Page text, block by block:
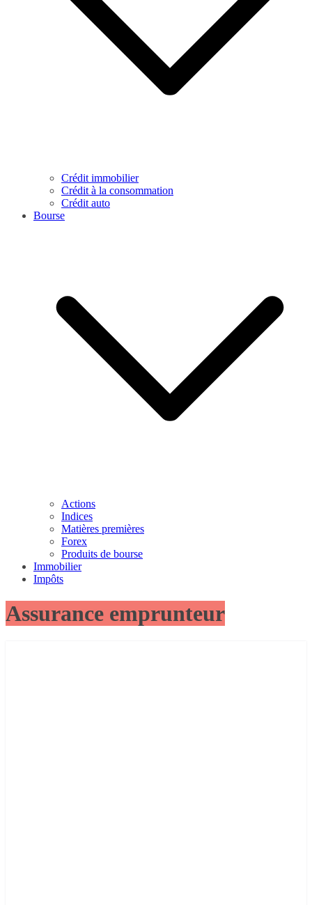
Crédit immobilier
Crédit à la consommation
Crédit auto
Bourse
Actions
Indices
Matières premières
Forex
Produits de bourse
Immobilier
Impôts
Assurance emprunteur